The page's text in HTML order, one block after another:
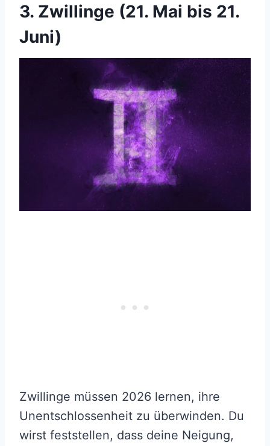
3. Zwillinge (21. Mai bis 21.
Juni)
Zwillinge müssen 2026 lernen, ihre
Unentschlossenheit zu überwinden. Du
wirst feststellen, dass deine Neigung,